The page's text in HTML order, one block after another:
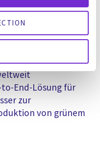
bei
der
gesamten
wurden
End-Lösung für
zur
von grünem